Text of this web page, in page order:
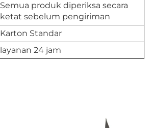
Semua produk diperiksa secara
ketat sebelum pengiriman
Karton Standar
layanan 24 jam